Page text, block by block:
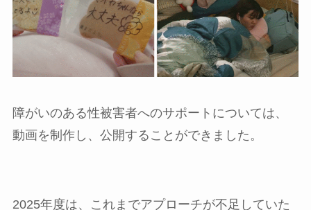
障がいのある性被害者へのサポートについては、
動画を制作し、公開することができました。
2025年度は、これまでアプローチが不足していた